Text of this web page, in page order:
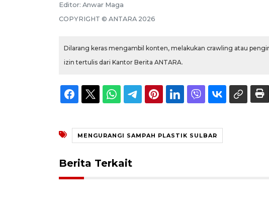
Editor: Anwar Maga
COPYRIGHT © ANTARA 2026
Dilarang keras mengambil konten, melakukan crawling atau
izin tertulis dari Kantor Berita ANTARA.
MENGURANGI SAMPAH PLASTIK SULBAR
Berita Terkait